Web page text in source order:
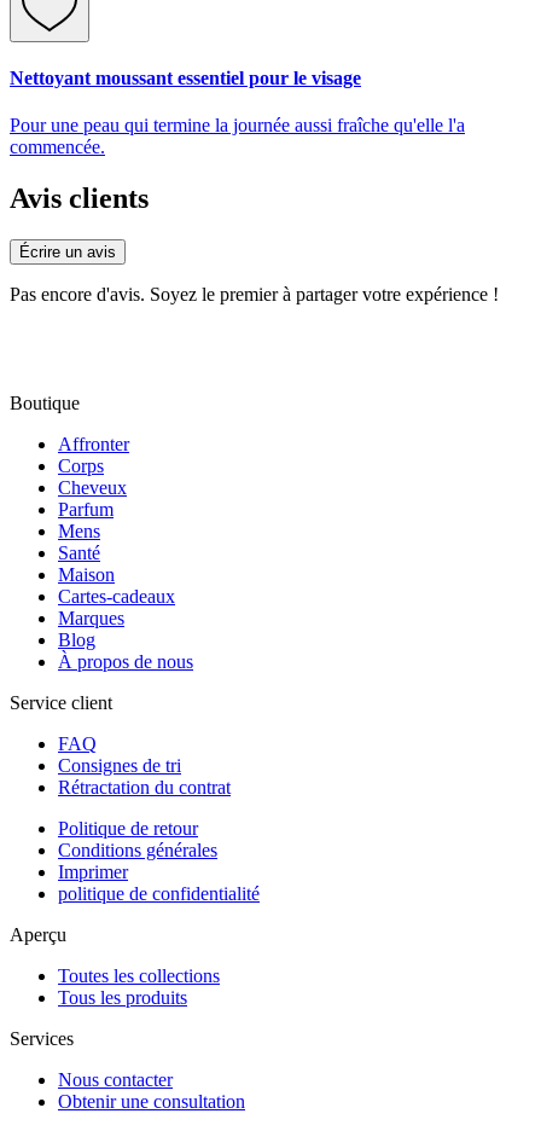
Nettoyant moussant essentiel pour le visage
Pour une peau qui termine la journée aussi fraîche qu'elle l'a
commencée.
Avis clients
Écrire un avis
Pas encore d'avis. Soyez le premier à partager votre expérience !
Boutique
Affronter
Corps
Cheveux
Parfum
Mens
Santé
Maison
Cartes-cadeaux
Marques
Blog
À propos de nous
Service client
FAQ
Consignes de tri
Rétractation du contrat
Politique de retour
Conditions générales
Imprimer
politique de confidentialité
Aperçu
Toutes les collections
Tous les produits
Services
Nous contacter
Obtenir une consultation